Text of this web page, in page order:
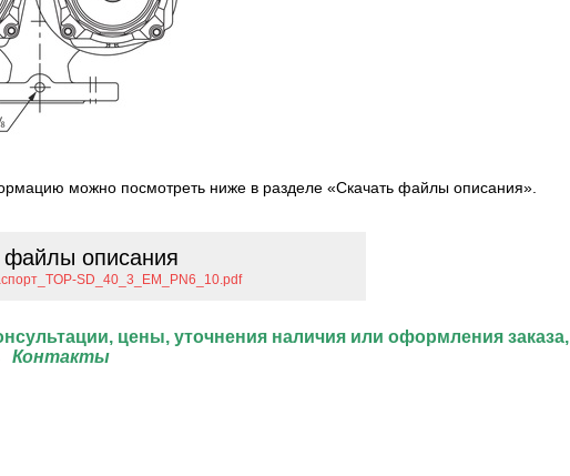
можно посмотреть ниже в разделе «Скачать файлы описания».
файлы описания
SD_40_3_EM_PN6_10.pdf
цены, уточнения наличия или оформления заказа,
Контакты